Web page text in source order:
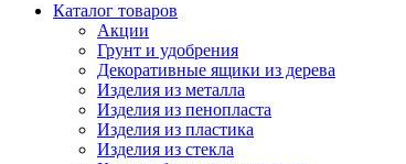
Каталог товаров
Акции
Грунт и удобрения
Декоративные ящики из дерева
Изделия из металла
Изделия из пенопласта
Изделия из пластика
Изделия из стекла